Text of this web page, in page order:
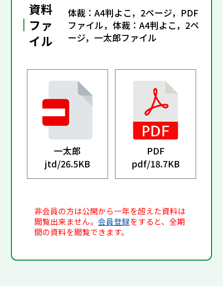
資料
ファ
イル
体裁：A4判よこ，2ページ，PDF
ファイル，体裁：A4判よこ，2ペ
ージ，一太郎ファイル
一太郎
jtd/26.5KB
PDF
pdf/18.7KB
非会員の方は公開から一年を超えた資料は
閲覧出来ません。会員登録をすると、全期
間の資料を閲覧できます。